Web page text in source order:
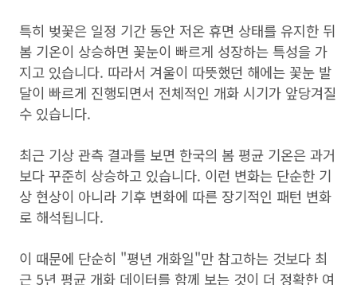
특히 벚꽃은 일정 기간 동안 저온 휴면 상태를 유지한 뒤
봄 기온이 상승하면 꽃눈이 빠르게 성장하는 특성을 가
지고 있습니다. 따라서 겨울이 따뜻했던 해에는 꽃눈 발
달이 빠르게 진행되면서 전체적인 개화 시기가 앞당겨질
수 있습니다.
최근 기상 관측 결과를 보면 한국의 봄 평균 기온은 과거
보다 꾸준히 상승하고 있습니다. 이런 변화는 단순한 기
상 현상이 아니라 기후 변화에 따른 장기적인 패턴 변화
로 해석됩니다.
이 때문에 단순히 "평년 개화일"만 참고하는 것보다 최
근 5년 평균 개화 데이터를 함께 보는 것이 더 정확한 여